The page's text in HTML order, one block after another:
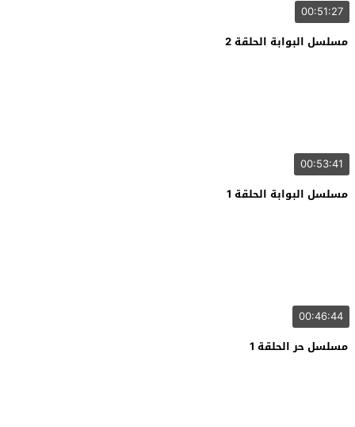
00:51:27
مسلسل البوابة الحلقة 2
00:53:41
مسلسل البوابة الحلقة 1
00:46:44
مسلسل حر الحلقة 1